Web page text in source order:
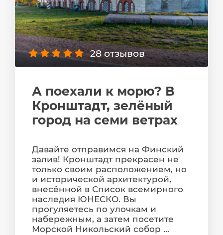
28 отзывов
А поехали к морю? В
Кронштадт, зелёный
город на семи ветрах
Давайте отправимся на Финский
залив! Кронштадт прекрасен не
только своим расположением, но
и исторической архитектурой,
внесённой в Список всемирного
наследия ЮНЕСКО. Вы
прогуляетесь по улочкам и
набережным, а затем посетите
Морской Никольский собор ...